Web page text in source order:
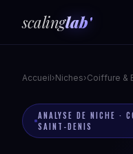
scalinglab'
Accueil›Niches›Coiffure &
ANALYSE DE NICHE ·
SAINT-DENIS